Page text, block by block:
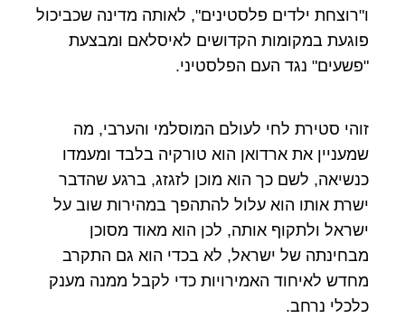
ו"רוצחת ילדים פלסטינים", לאותה מדינה שכביכול
פוגעת במקומות הקדושים לאיסלאם ומבצעת
"פשעים" נגד העם הפלסטיני.
זוהי סטירת לחי לעולם המוסלמי והערבי, מה
שמעניין את ארדואן הוא טורקיה בלבד ומעמדו
כנשיאה, לשם כך הוא מוכן לזגזג, ברגע שהדבר
ישרת אותו הוא עלול להתהפך במהירות שוב על
ישראל ולתקוף אותה, לכן הוא מאוד מסוכן
מבחינתה של ישראל, לא בכדי הוא גם התקרב
מחדש לאיחוד האמירויות כדי לקבל ממנה מענק
כלכלי נרחב.